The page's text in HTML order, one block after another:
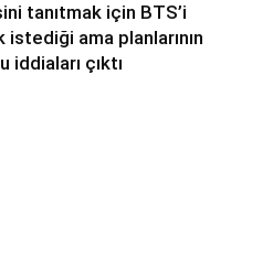
tanıtmak için BTS’i
istediği ama planlarının
iddiaları çıktı